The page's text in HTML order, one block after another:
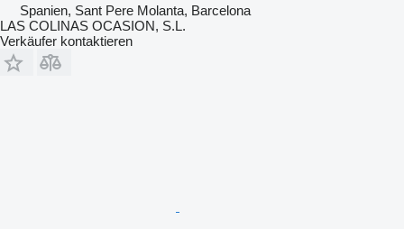
Spanien, Sant Pere Molanta, Barcelona
LAS COLINAS OCASION, S.L.
Verkäufer kontaktieren